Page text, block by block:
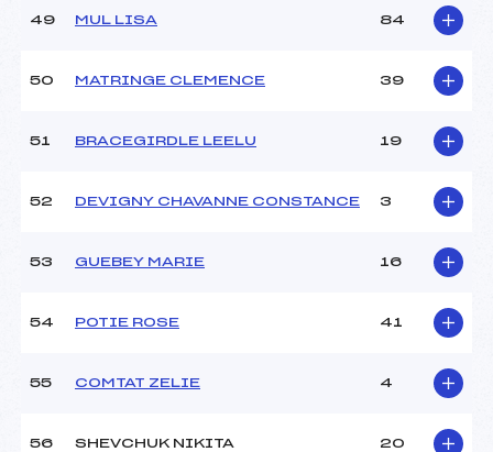
49 MUL LISA 84
50 MATRINGE CLEMENCE 39
51 BRACEGIRDLE LEELU 19
52 DEVIGNY CHAVANNE CONSTANCE 3
53 GUEBEY MARIE 16
54 POTIE ROSE 41
55 COMTAT ZELIE 4
56 SHEVCHUK NIKITA 20